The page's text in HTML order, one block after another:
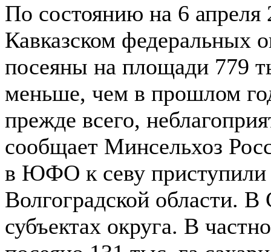
По состоянию на 6
Кавказском федеральных
посеяны на площади 779
меньше, чем в прошлом
прежде всего,
сообщает Минсельхоз
в ЮФО к севу приступили
Волгоградской области.
субъектах округа. В